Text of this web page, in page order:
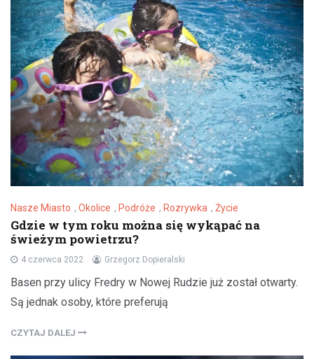
Nasze Miasto , Okolice , Podróże , Rozrywka , Życie
Gdzie w tym roku można się wykąpać na
świeżym powietrzu?
4 czerwca 2022 Grzegorz Dopieralski
Basen przy ulicy Fredry w Nowej Rudzie już został otwarty.
Są jednak osoby, które preferują
CZYTAJ DALEJ